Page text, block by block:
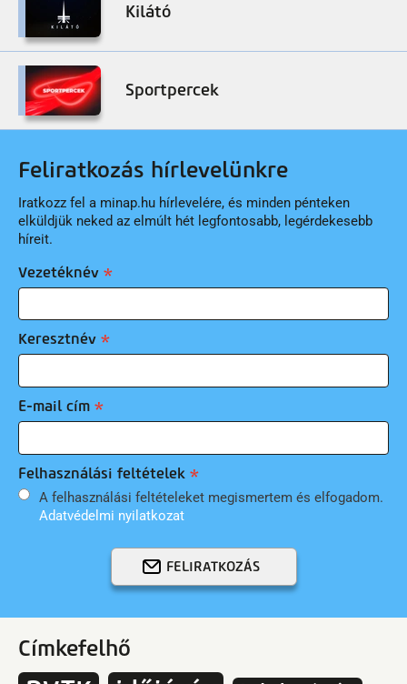
Kilátó
Sportpercek
Feliratkozás hírlevelünkre
Iratkozz fel a minap.hu hírlevelére, és minden pénteken
elküldjük neked az elmúlt hét legfontosabb, legérdekesebb
híreit.
Vezetéknév
Keresztnév
E-mail cím
Felhasználási feltételek
A felhasználási feltételeket megismertem és elfogadom.
Adatvédelmi nyilatkozat
FELIRATKOZÁS
Címkefelhő